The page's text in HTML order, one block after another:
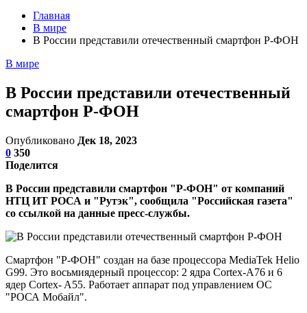
Главная
В мире
В России представили отечественный смартфон Р-ФОН
В мире
В России представили отечественный
смартфон Р-ФОН
Опубликовано Дек 18, 2023
0 350
Поделится
В России представили смартфон "Р-ФОН" от компаний
НТЦ ИТ РОСА и "Рутэк", сообщила "Российская газета"
со ссылкой на данные пресс-службы.
Смартфон "Р-ФОН" создан на базе процессора MediaTek Helio
G99. Это восьмиядерный процессор: 2 ядра Cortex-A76 и 6
ядер Cortex- A55. Работает аппарат под управлением ОС
"РОСА Мобайл".